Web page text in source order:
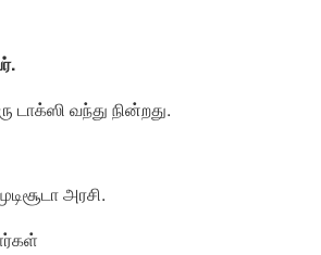
டாக்ஸி வந்து நின்றது.
அரசி.